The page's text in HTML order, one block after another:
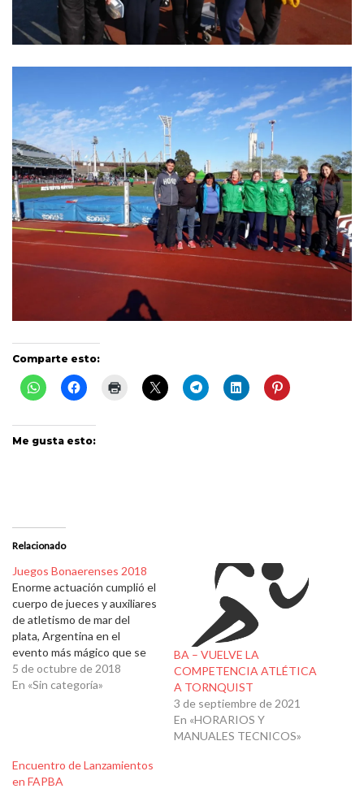
Comparte esto:
Me gusta esto:
Relacionado
Juegos Bonaerenses 2018
Enorme actuación cumplió el
cuerpo de jueces y auxiliares
de atletismo de mar del
plata, Argentina en el
evento más mágico que se
desarrolla en suelo
bonaerense. Abocados
oficiales técnicos, llevo
adelante cuatro alegres y
5 de octubre de 2018
En «Sin categoría»
BA – VUELVE LA
COMPETENCIA ATLÉTICA
A TORNQUIST
3 de septiembre de 2021
En «HORARIOS Y
MANUALES TECNICOS»
Encuentro de Lanzamientos
en FAPBA